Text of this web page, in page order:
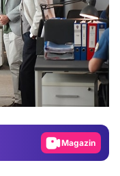
Video
Test
Magazin
Video